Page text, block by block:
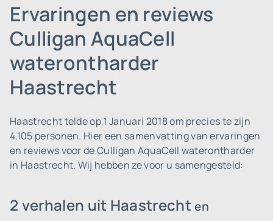
Ervaringen en reviews
Culligan AquaCell
waterontharder
Haastrecht
Haastrecht telde op 1 Januari 2018 om precies te zijn
4.105 personen. Hier een samenvatting van ervaringen
en reviews voor de Culligan AquaCell waterontharder
in Haastrecht. Wij hebben ze voor u samengesteld:
2 verhalen uit Haastrechten